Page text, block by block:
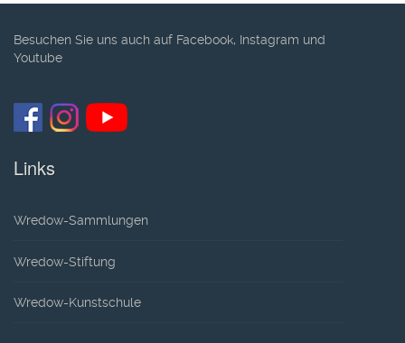
Besuchen Sie uns auch auf Facebook, Instagram und
Youtube
Links
Wredow-Sammlungen
Wredow-Stiftung
Wredow-Kunstschule